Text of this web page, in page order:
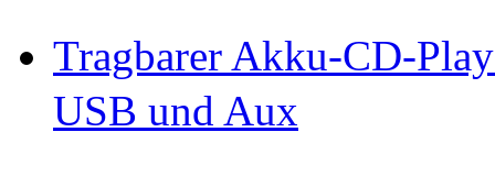
Tragbarer Akku-CD-
USB und Aux